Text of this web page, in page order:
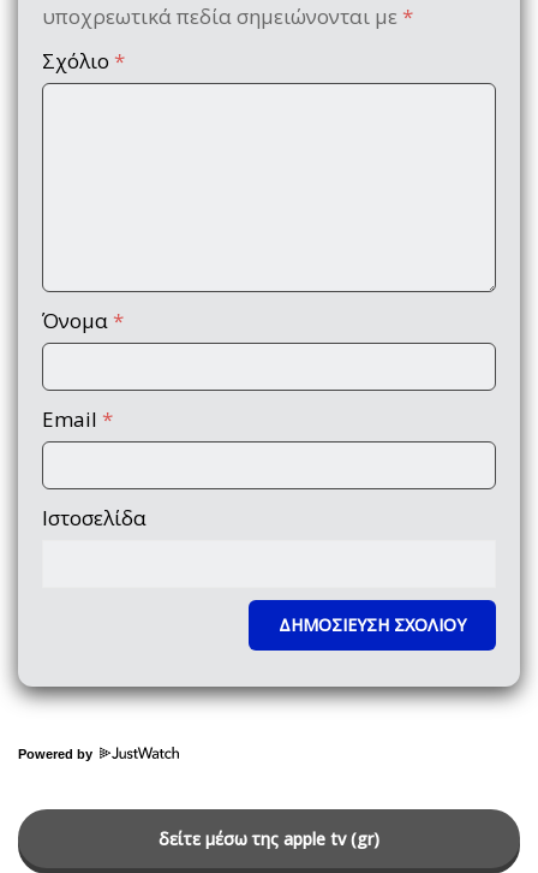
υποχρεωτικά πεδία σημειώνονται με *
Σχόλιο *
Όνομα *
Email *
Ιστοσελίδα
Powered by
δείτε μέσω της apple tv (gr)